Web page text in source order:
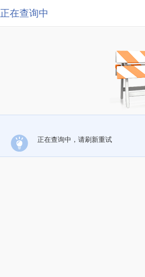
正在查询中
正在查询中，请刷新重试